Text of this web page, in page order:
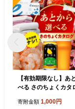
【有効期限なし】あ
べる さのちょくカタ
佐野市 ふるさとギフ
寄附金額 1,000円